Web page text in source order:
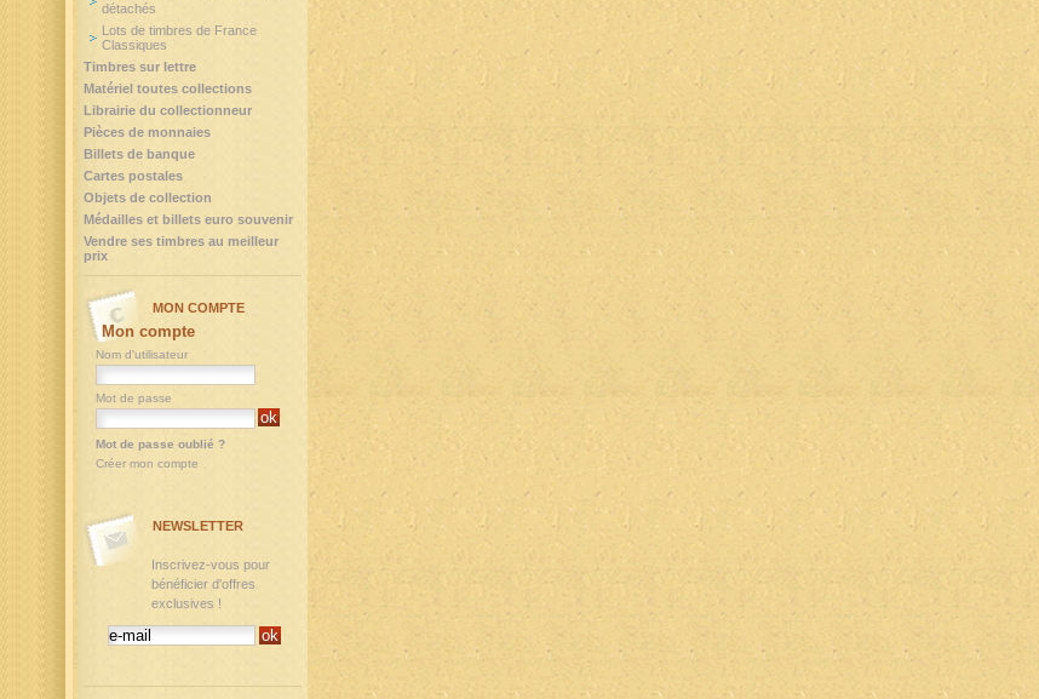
détachés
Lots de timbres de France
Classiques
Timbres sur lettre
Matériel toutes collections
Librairie du collectionneur
Pièces de monnaies
Billets de banque
Cartes postales
Objets de collection
Médailles et billets euro souvenir
Vendre ses timbres au meilleur
prix
MON COMPTE
Mon compte
Nom d'utilisateur
Mot de passe
Mot de passe oublié ?
Créer mon compte
NEWSLETTER
Inscrivez-vous pour
bénéficier d'offres
exclusives !